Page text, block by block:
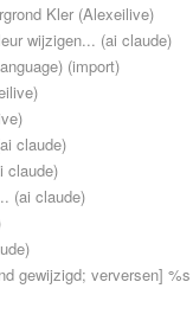
Kler (Alexeilive)
wijzigen... (ai claude)
(import)
)
)
ai claude)
claude)
(ai claude)
)
gewijzigd; verversen] %s